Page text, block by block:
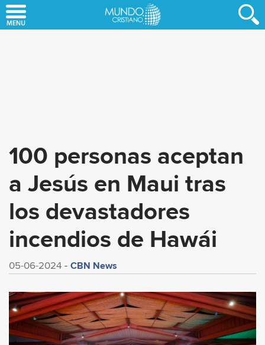
to
100 personas aceptan
a Jesús en Maui tras
los devastadores
incendios de Hawái
05-06-2024 CBN News